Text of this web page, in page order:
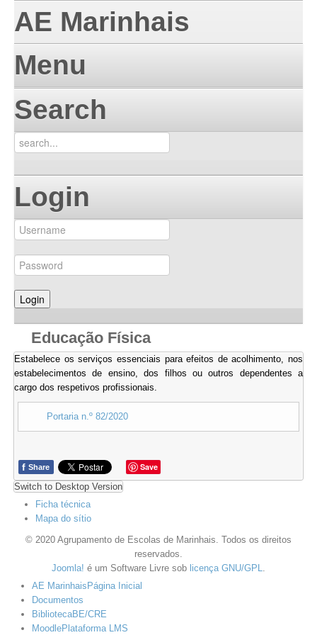
AE Marinhais
Menu
Search
Login
Educação Física
Estabelece os serviços essenciais para efeitos de acolhimento, nos
estabelecimentos de ensino, dos filhos ou outros dependentes a
cargo dos respetivos profissionais.
Portaria n.º 82/2020
f Share
Save
Switch to Desktop Version
Ficha técnica
Mapa do sítio
© 2020 Agrupamento de Escolas de Marinhais. Todos os direitos
reservados.
Joomla! é um Software Livre sob licença GNU/GPL.
AE Marinhais Página Inicial
Documentos
BibliotecaBE/CRE
MoodlePlataforma LMS